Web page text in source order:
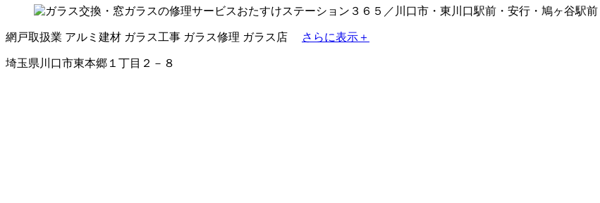
網戸取扱業 アルミ建材 ガラス工事 ガラス修理 ガラス店 さらに表示＋
埼玉県川口市東本郷１丁目２－８